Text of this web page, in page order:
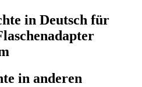
in Deutsch für
in anderen